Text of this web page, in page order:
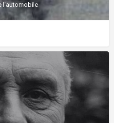
l'automobile